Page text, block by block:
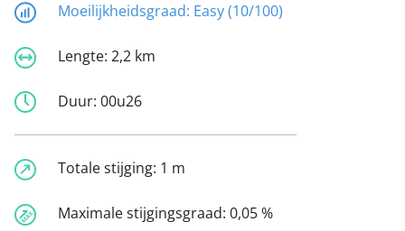
Moeilijkheidsgraad: Easy (10/100)
Lengte: 2,2 km
Duur: 00u26
Totale stijging: 1 m
Maximale stijgingsgraad: 0,05 %